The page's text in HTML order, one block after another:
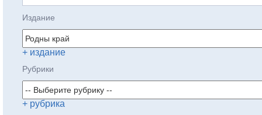
Издание
+ издание
Рубрики
+ рубрика